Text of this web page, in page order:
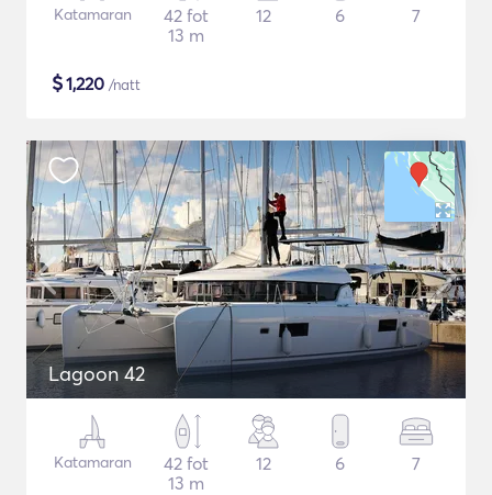
Katamaran
42 fot
13 m
12 6 7
$1,220 /natt
Lagoon 42
Katamaran
42 fot
13 m
12 6 7